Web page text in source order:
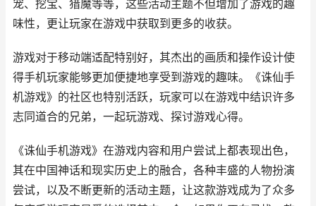
宠、挖宝、猎魔等等，这些活动主题不但增加了游戏的趣
味性，更让玩家在游戏中获取到更多的收获。
游戏对于移动端适配特别好，其杰出的画质和操作设计使
得手机玩家能够更加便捷地享受到游戏的趣味。《诛仙手
机游戏》的社区也特别活跃，玩家可以在游戏中结识许多
志同道合的兄弟，一起玩游戏、探讨游戏心得。
《诛仙手机游戏》在游戏内容和用户尝试上都表现出色，
其在中国神话和现实历史上的融合，各种丰盛的人物扮演
尝试，以及不断更新的活动主题，让这款游戏成为了众多